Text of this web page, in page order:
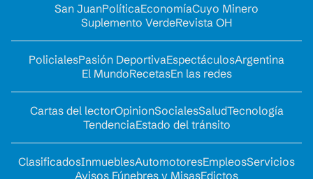
San JuanPolíticaEconomíaCuyo Minero
Suplemento VerdeRevista OH
PolicialesPasión DeportivaEspectáculosArgentina
El MundoRecetasEn las redes
Cartas del lectorOpinionSocialesSaludTecnología
TendenciaEstado del tránsito
ClasificadosInmueblesAutomotoresEmpleosServicios
Avisos Fúnebres y MisasEdictos